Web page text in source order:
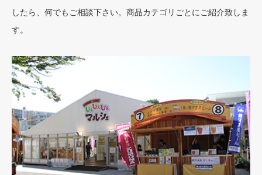
したら、何でもご相談下さい。商品カテゴリごとにご紹介致しま
す。